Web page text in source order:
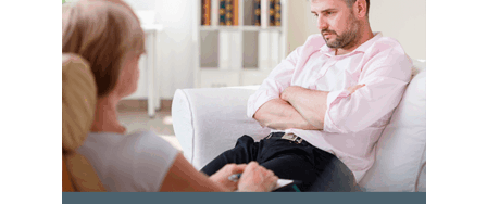
О наших нервах
Нервы могут шалить, сдавать,
расшатываться и в конце